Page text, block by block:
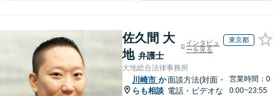
佐久間 大
地 弁護士
インタビュ
ーを見る
東京都
大地総合法律事務所
川崎市 か
らも相談
面談方法(対面・
電話・ビデオな
営業時間：0
0:00~23:55